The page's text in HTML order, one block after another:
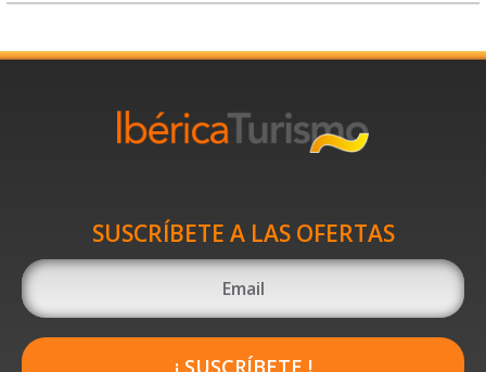
SUSCRÍBETE A LAS OFERTAS
¡ SUSCRÍBETE !